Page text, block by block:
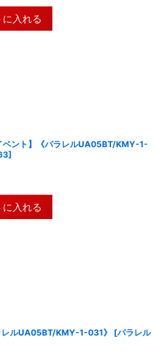
に入れる
ント】《パラレルUA05BT/KMY-1-
]
に入れる
ルUA05BT/KMY-1-031》 [パラレル